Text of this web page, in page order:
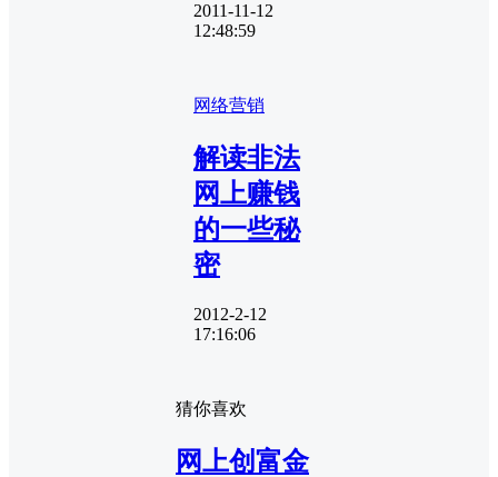
2011-11-12
12:48:59
网络营销
解读非法
网上赚钱
的一些秘
密
2012-2-12
17:16:06
猜你喜欢
网上创富金